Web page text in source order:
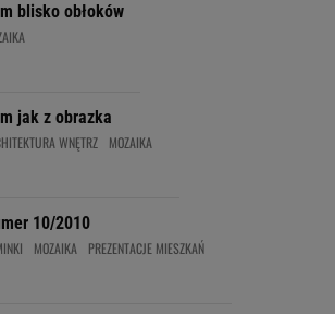
blisko obłoków
jak z obrazka
WNĘTRZ MOZAIKA
10/2010
MOZAIKA PREZENTACJE MIESZKAŃ